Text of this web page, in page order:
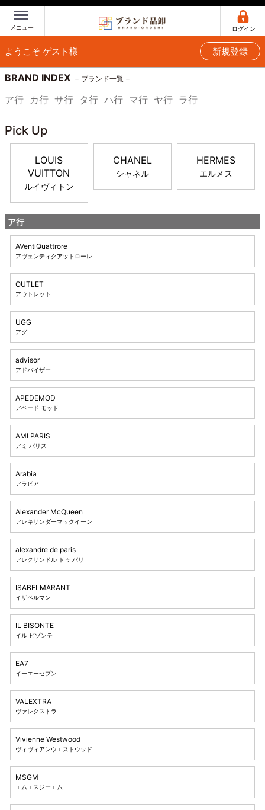
Menu
メニュー ログイン
ようこそ ゲスト様 新規登録
BRAND INDEX ブランド一覧
ア行 カ行 サ行 タ行 ハ行 マ行 ヤ行 ラ行
Pick Up
LOUIS
VUITTON
ルイヴィトン
CHANEL
シャネル
HERMES
エルメス
ア行
AVentiQuattrore
アヴェンティクアットローレ
OUTLET
アウトレット
UGG
アグ
advisor
アドバイザー
APEDEMOD
アペード モッド
AMI PARIS
アミ パリス
Arabia
アラビア
Alexander McQueen
アレキサンダーマックイーン
alexandre de paris
アレクサンドル ドゥ パリ
ISABELMARANT
イザベルマン
IL BISONTE
イル ビゾンテ
EA7
イーエーセブン
VALEXTRA
ヴァレクストラ
Vivienne Westwood
ヴィヴィアンウエストウッド
MSGM
エムエスジーエム